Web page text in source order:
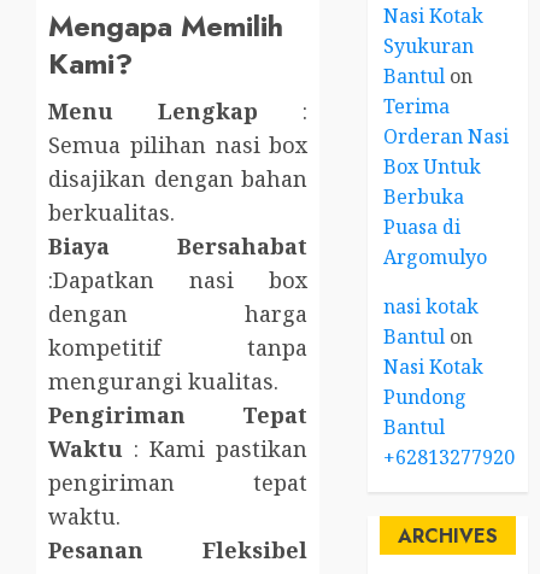
Mengapa Memilih
Kami?
Menu Lengkap :
Semua pilihan nasi box
disajikan dengan bahan
berkualitas.
Biaya Bersahabat
:Dapatkan nasi box
dengan harga
kompetitif tanpa
mengurangi kualitas.
Pengiriman Tepat
Waktu : Kami pastikan
pengiriman tepat
waktu.
Pesanan Fleksibel
Nasi Kotak
Syukuran
Bantul on
Terima
Orderan Nasi
Box Untuk
Berbuka
Puasa di
Argomulyo
nasi kotak
Bantul on
Nasi Kotak
Pundong
Bantul
+6281327792084
ARCHIVES